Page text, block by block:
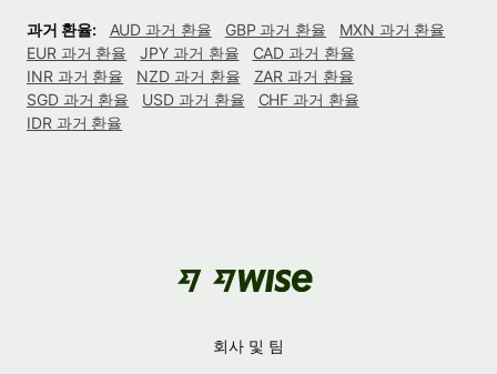
과거 환율: AUD 과거 환율 GBP 과거 환율
MXN 과거 환율
EUR 과거 환율
JPY 과거 환율
CAD 과거 환율
INR 과거 환율
NZD 과거 환율
ZAR 과거 환율
SGD 과거 환율
USD 과거 환율
CHF 과거 환율
IDR 과거 환율
회사 및 팀